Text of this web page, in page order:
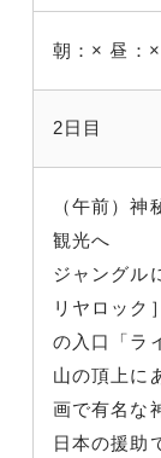
朝：× 昼：×
2日目
（午前）
観光へ
ジャングル
リヤロック
の入口「ラ
山の頂上に
画で有名な
日本の援助